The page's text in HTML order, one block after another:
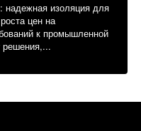
надежная изоляция для
цен на
к промышленной
решения,...